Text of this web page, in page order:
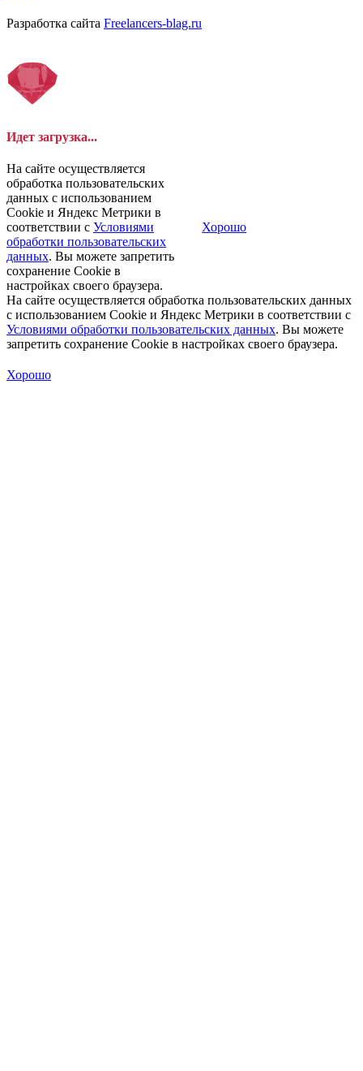
Разработка сайта Freelancers-blag.ru
Идет загрузка...
На сайте осуществляется
обработка пользовательских
данных с использованием
Cookie и Яндекс Метрики в
соответствии с Условиями
обработки пользовательских
данных. Вы можете запретить
сохранение Cookie в
настройках своего браузера.
Хорошо
На сайте осуществляется обработка пользовательских данных
с использованием Cookie и Яндекс Метрики в соответствии с
Условиями обработки пользовательских данных. Вы можете
запретить сохранение Cookie в настройках своего браузера.
Хорошо